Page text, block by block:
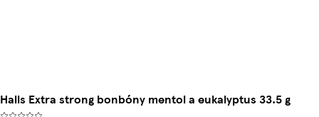
Halls Extra strong bonbóny mentol a eukalyptus 33.5 g